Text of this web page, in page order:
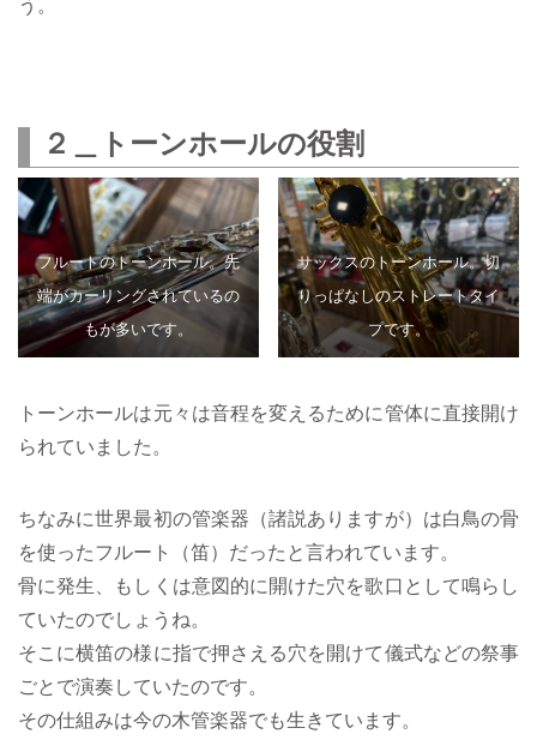
２＿トーンホールの役割
フルートのトーンホール。先
端がカーリングされているの
もが多いです。
サックスのトーンホール。切
りっぱなしのストレートタイ
プです。
トーンホールは元々は音程を変えるために管体に直接開け
られていました。
ちなみに世界最初の管楽器（諸説ありますが）は白鳥の骨
を使ったフルート（笛）だったと言われています。
骨に発生、もしくは意図的に開けた穴を歌口として鳴らし
ていたのでしょうね。
そこに横笛の様に指で押さえる穴を開けて儀式などの祭事
ごとで演奏していたのです。
その仕組みは今の木管楽器でも生きています。